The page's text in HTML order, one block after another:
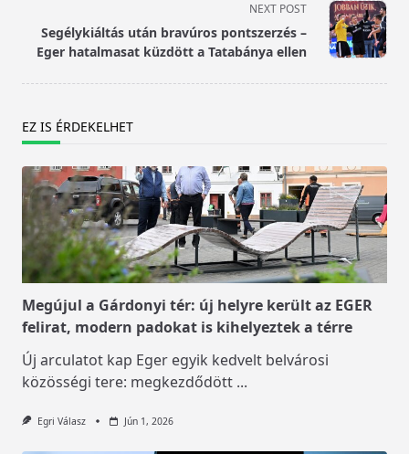
text">Page</span>
NEXT POST
Segélykiáltás után bravúros pontszerzés –
Eger hatalmasat küzdött a Tatabánya ellen
EZ IS ÉRDEKELHET
Megújul a Gárdonyi tér: új helyre került az EGER
felirat, modern padokat is kihelyeztek a térre
Új arculatot kap Eger egyik kedvelt belvárosi
közösségi tere: megkezdődött ...
Egri Válasz Jún 1, 2026